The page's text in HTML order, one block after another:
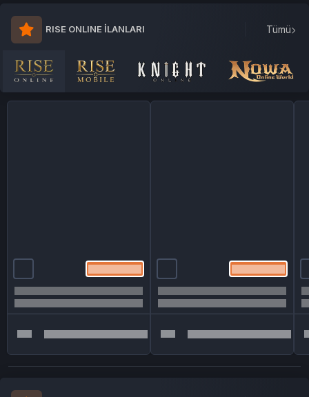
RISE ONLINE İLANLARI Tümü